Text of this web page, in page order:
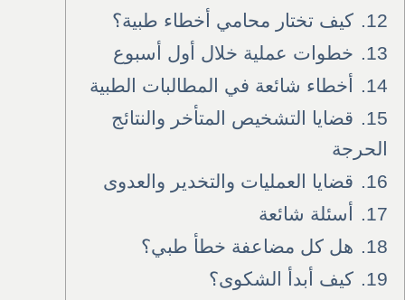
12.
كيف تختار محامي أخطاء طبية؟
13.
خطوات عملية خلال أول أسبوع
14.
أخطاء شائعة في المطالبات الطبية
15.
قضايا التشخيص المتأخر والنتائج
الحرجة
16.
قضايا العمليات والتخدير والعدوى
17.
أسئلة شائعة
18.
هل كل مضاعفة خطأ طبي؟
19.
كيف أبدأ الشكوى؟